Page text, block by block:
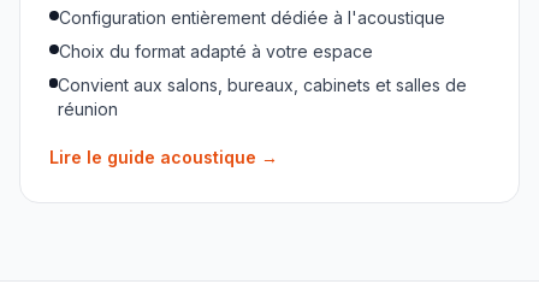
Configuration entièrement dédiée à l'acoustique
Choix du format adapté à votre espace
Convient aux salons, bureaux, cabinets et salles de
réunion
Lire le guide acoustique →